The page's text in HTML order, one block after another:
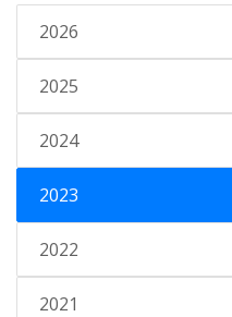
2026
2025
2024
2023
2022
2021